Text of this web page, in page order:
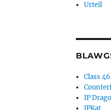
Urteil
Class 46
IP